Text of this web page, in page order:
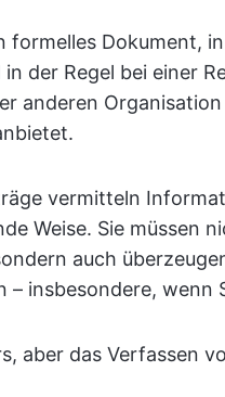
formelles Dokument,
der Regel bei einer
anderen
vermitteln
Weise. Sie müssen
auch
– insbesondere, wenn
aber das Verfassen